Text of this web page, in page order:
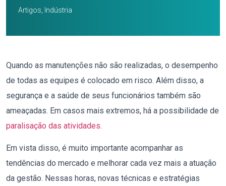
Artigos Indústria
Quando as manutenções não são realizadas, o desempenho
de todas as equipes é colocado em risco. Além disso, a
segurança e a saúde de seus funcionários também são
ameaçadas. Em casos mais extremos, há a possibilidade de
paralisação das atividades.
Em vista disso, é muito importante acompanhar as
tendências do mercado e melhorar cada vez mais a atuação
da gestão. Nessas horas, novas técnicas e estratégias